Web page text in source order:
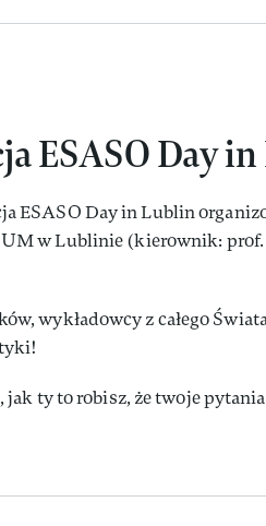
ESASO Day
ESASO Day in Lublin
w Lublinie (kierownik: prof.
wykładowcy z całego
jak ty to robisz, że twoje